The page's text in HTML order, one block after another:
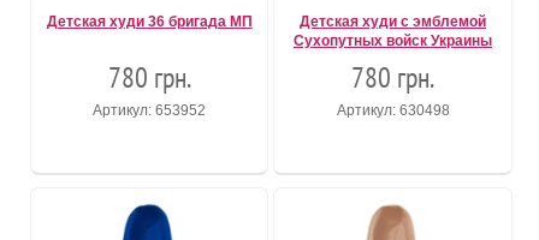
Детская худи 36 бригада МП
780 грн.
Артикул: 653952
Детская худи с эмблемой
Сухопутных войск Украины
780 грн.
Артикул: 630498